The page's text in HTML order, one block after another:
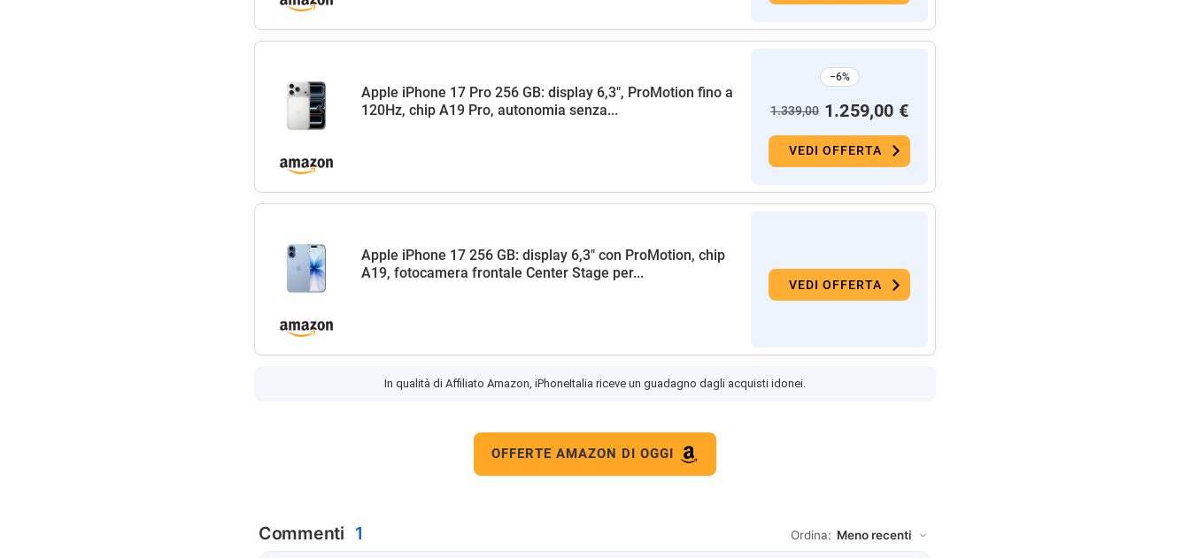
Apple iPhone 17 Pro 256 GB: display 6,3", ProMotion fino a
120Hz, chip A19 Pro, autonomia senza...
−6%
1.339,00 1.259,00 €
VEDI OFFERTA
Apple iPhone 17 256 GB: display 6,3" con ProMotion, chip
A19, fotocamera frontale Center Stage per...
VEDI OFFERTA
In qualità di Affiliato Amazon, iPhoneItalia riceve un guadagno dagli acquisti idonei.
OFFERTE AMAZON DI OGGI
Commenti 1 Ordina: